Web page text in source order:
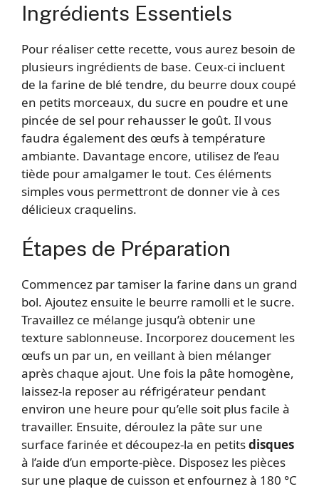
Ingrédients Essentiels
Pour réaliser cette recette, vous aurez besoin de
plusieurs ingrédients de base. Ceux-ci incluent
de la farine de blé tendre, du beurre doux coupé
en petits morceaux, du sucre en poudre et une
pincée de sel pour rehausser le goût. Il vous
faudra également des œufs à température
ambiante. Davantage encore, utilisez de l’eau
tiède pour amalgamer le tout. Ces éléments
simples vous permettront de donner vie à ces
délicieux craquelins.
Étapes de Préparation
Commencez par tamiser la farine dans un grand
bol. Ajoutez ensuite le beurre ramolli et le sucre.
Travaillez ce mélange jusqu’à obtenir une
texture sablonneuse. Incorporez doucement les
œufs un par un, en veillant à bien mélanger
après chaque ajout. Une fois la pâte homogène,
laissez-la reposer au réfrigérateur pendant
environ une heure pour qu’elle soit plus facile à
travailler. Ensuite, déroulez la pâte sur une
surface farinée et découpez-la en petitsdisques
à l’aide d’un emporte-pièce. Disposez les pièces
sur une plaque de cuisson et enfournez à 180 °C